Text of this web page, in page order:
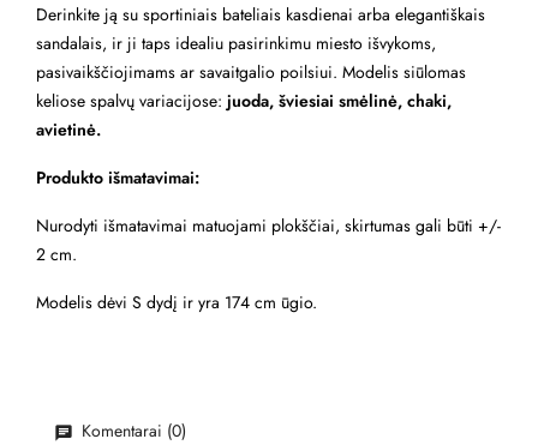
Derinkite ją su sportiniais bateliais kasdienai arba elegantiškais
sandalais, ir ji taps idealiu pasirinkimu miesto išvykoms,
pasivaikščiojimams ar savaitgalio poilsiui. Modelis siūlomas
keliose spalvų variacijose: juoda, šviesiai smėlinė, chaki,
avietinė.
Produkto išmatavimai:
Nurodyti išmatavimai matuojami plokščiai, skirtumas gali būti +/-
2 cm.
Modelis dėvi S dydį ir yra 174 cm ūgio.
Komentarai (0)